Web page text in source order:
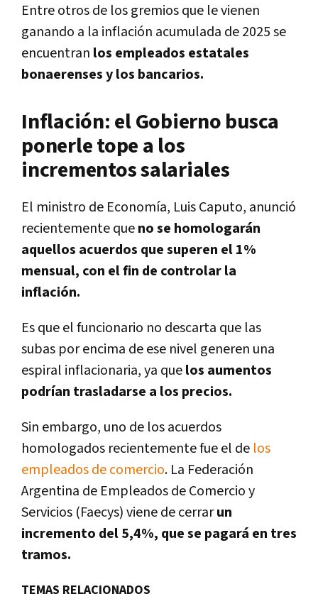
Entre otros de los gremios que le vienen
ganando a la inflación acumulada de 2025 se
encuentran los empleados estatales
bonaerenses y los bancarios.
Inflación: el Gobierno busca
ponerle tope a los
incrementos salariales
El ministro de Economía, Luis Caputo, anunció
recientemente queno se homologarán
aquellos acuerdos que superen el 1%
mensual, con el fin de controlar la
inflación.
Es que el funcionario no descarta que las
subas por encima de ese nivel generen una
espiral inflacionaria, ya quelos aumentos
podrían trasladarse a los precios.
Sin embargo, uno de los acuerdos
homologados recientemente fue el de los
empleados de comercio. La Federación
Argentina de Empleados de Comercio y
Servicios (Faecys) viene de cerrarun
incremento del 5,4%, que se pagará en tres
tramos.
TEMAS RELACIONADOS